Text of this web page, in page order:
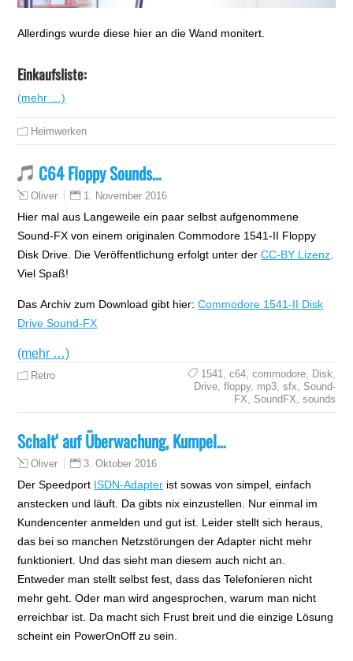
Allerdings wurde diese hier an die Wand monitert.
Einkaufsliste:
(mehr …)
Heimwerken
C64 Floppy Sounds…
Oliver 1. November 2016
Hier mal aus Langeweile ein paar selbst aufgenommene
Sound-FX von einem originalen Commodore 1541-II Floppy
Disk Drive. Die Veröffentlichung erfolgt unter derCC-BY Lizenz
Viel Spaß!
Das Archiv zum Download gibt hier:Commodore 1541-II Disk
Drive Sound-FX
(mehr …)
Retro 1541 c64, commodore, Disk
Drive, floppy, mp3, sfx
Sound-
FX
SoundFX sounds
Schalt‘ auf Überwachung, Kumpel…
Oliver 3. Oktober 2016
Der Speedport ISDN-Adapter ist sowas von simpel, einfach
anstecken und läuft. Da gibts nix einzustellen. Nur einmal im
Kundencenter anmelden und gut ist. Leider stellt sich heraus,
das bei so manchen Netzstörungen der Adapter nicht mehr
funktioniert. Und das sieht man diesem auch nicht an.
Entweder man stellt selbst fest, dass das Telefonieren nicht
mehr geht. Oder man wird angesprochen, warum man nicht
erreichbar ist. Da macht sich Frust breit und die einzige Lösung
scheint ein PowerOnOff zu sein.